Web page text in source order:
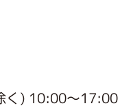
く) 10:00～17:00